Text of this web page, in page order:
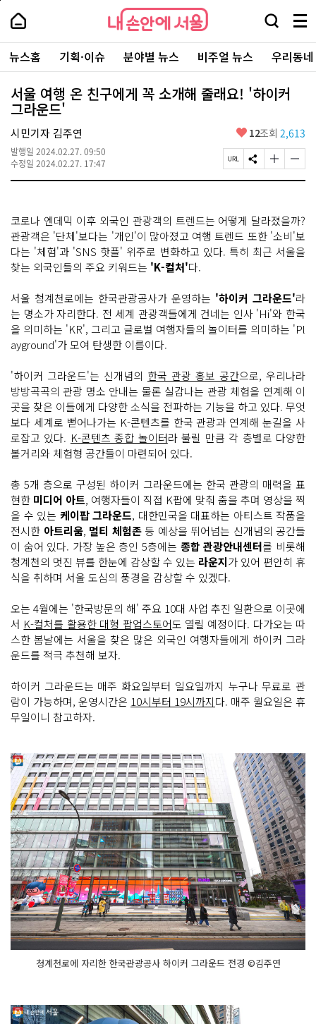
본
로
가
내
손
안
에
서
울
-
서
울
시
대
표
소
통
포
내
손
에
울
검
창
열
기
메
뉴
전
체
보
주
요
서
뉴스홈 기획·이슈 분야별 뉴스 비주얼 뉴스 우리동
서울 여행 온 친구에게 꼭 소개해 줄래요! '하이커
그라운드'
시민기자 김주연
발행일 2024.02.27. 09:50
수정일 2024.02.27. 17:47
좋
요
12조회 2,613
페
이
R
L
복
사
S
N
하
기
글
자
크
게
변
경
하
글
자
작
게
변
경
하
코로나 엔데믹 이후 외국인 관광객의 트렌드는 어떻게 달라졌을까?
관광객은 '단체'보다는 '개인'이 많아졌고 여행 트렌드 또한 '소비'보
다는 '체험'과 'SNS 핫플' 위주로 변화하고 있다. 특히 최근 서울을
찾는 외국인들의 주요 키워드는 'K-컬처'다.
서울 청계천로에는 한국관광공사가 운영하는 '하이커 그라운드'라
는 명소가 자리한다. 전 세계 관광객들에게 건네는 인사 'Hi'와 한국
을 의미하는 'KR', 그리고 글로벌 여행자들의 놀이터를 의미하는 'Pl
ayground'가 모여 탄생한 이름이다.
'하이커 그라운드'는 신개념의 한국 관광 홍보 공간으로, 우리나라
방방곡곡의 관광 명소 안내는 물론 실감나는 관광 체험을 연계해 이
곳을 찾은 이들에게 다양한 소식을 전파하는 기능을 하고 있다. 무엇
보다 세계로 뻗어나가는 K-콘텐츠를 한국 관광과 연계해 눈길을 사
로잡고 있다. K-콘텐츠 종합 놀이터라 불릴 만큼 각 층별로 다양한
볼거리와 체험형 공간들이 마련되어 있다.
총 5개 층으로 구성된 하이커 그라운드에는 한국 관광의 매력을 표
현한 미디어 아트, 여행자들이 직접 K팝에 맞춰 춤을 추며 영상을 찍
을 수 있는 케이팝 그라운드, 대한민국을 대표하는 아티스트 작품을
전시한 아트리움, 멀티 체험존등 예상을 뛰어넘는 신개념의 공간들
이 숨어 있다. 가장 높은 층인 5층에는 종합 관광안내센터를 비롯해
청계천의 멋진 뷰를 한눈에 감상할 수 있는 라운지가 있어 편안히 휴
식을 취하며 서울 도심의 풍경을 감상할 수 있겠다.
오는 4월에는 '한국방문의 해' 주요 10대 사업 추진 일환으로 이곳에
서 K-컬처를 활용한 대형 팝업스토어도 열릴 예정이다. 다가오는 따
스한 봄날에는 서울을 찾은 많은 외국인 여행자들에게 하이커 그라
운드를 적극 추천해 보자.
하이커 그라운드는 매주 화요일부터 일요일까지 누구나 무료로 관
람이 가능하며, 운영시간은 10시부터 19시까지다. 매주 월요일은 휴
무일이니 참고하자.
청계천로에 자리한 한국관광공사 하이커 그라운드 전경 ©김주연
페
상
단
로